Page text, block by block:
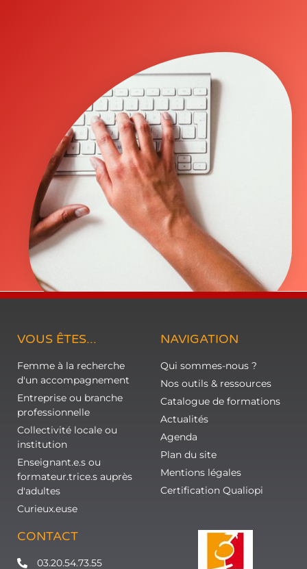
VOUS ÊTES...
Femme à la recherche
d'un accompagnement
Entreprise ou branche
professionnelle
Collectivité locale ou
institution
Enseignant.e.s ou
formateur.trice.s auprès
d'adultes
Curieux.euse
NAVIGATION
Qui sommes-nous ?
Nos outils & ressources
Catalogue de formations
Actualités
Agenda
Plan du site
Mentions légales
Certification Qualiopi
CONTACT
03.20.54.73.55